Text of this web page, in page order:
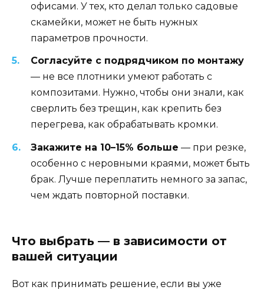
офисами. У тех, кто делал только садовые
скамейки, может не быть нужных
параметров прочности.
Согласуйте с подрядчиком по монтажу
— не все плотники умеют работать с
композитами. Нужно, чтобы они знали, как
сверлить без трещин, как крепить без
перегрева, как обрабатывать кромки.
Закажите на 10–15% больше — при резке,
особенно с неровными краями, может быть
брак. Лучше переплатить немного за запас,
чем ждать повторной поставки.
Что выбрать — в зависимости от
вашей ситуации
Вот как принимать решение, если вы уже